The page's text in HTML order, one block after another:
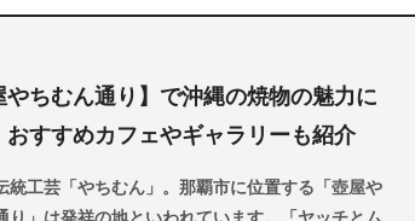
やちむん通り】で沖縄の焼物の魅力に
おすすめカフェやギャラリーも紹介
統工芸「やちむん」。那覇市に位置する「壺屋や